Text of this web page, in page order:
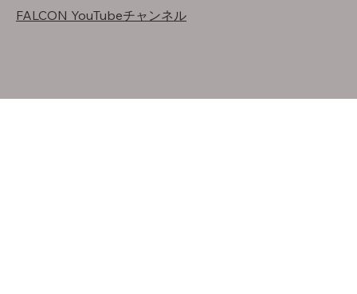
FALCON YouTubeチャンネル